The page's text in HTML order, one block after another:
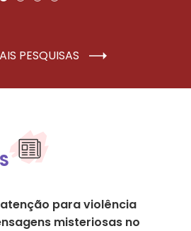
PESQUISAS
para violência
misteriosas no